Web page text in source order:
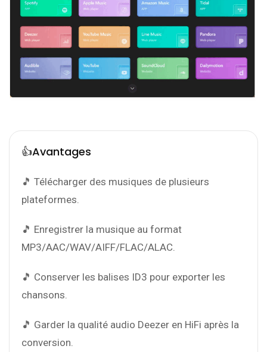
👍Avantages
🎵 Télécharger des musiques de plusieurs
plateformes.
🎵 Enregistrer la musique au format
MP3/AAC/WAV/AIFF/FLAC/ALAC.
🎵 Conserver les balises ID3 pour exporter les
chansons.
🎵 Garder la qualité audio Deezer en HiFi après la
conversion.